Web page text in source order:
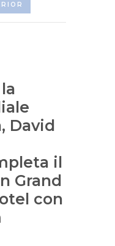
David
il
Grand
con